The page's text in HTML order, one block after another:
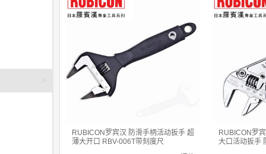
RUBICON罗宾汉 防滑手柄活动扳手 超
薄大开口 RBV-006T带刻度尺
RUBICON罗
大口活动扳手